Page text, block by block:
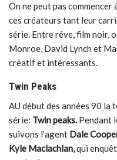
On ne peut pas
ces créateurs tant leur
série. Entre rêve, film noir,
Monroe, David Lynch et
créatif et intéressants.
Twin Peaks
AU début des années 90
série: Twin peaks. Pendant
suivons l’agent Dale
Kyle Maclachlan,qui